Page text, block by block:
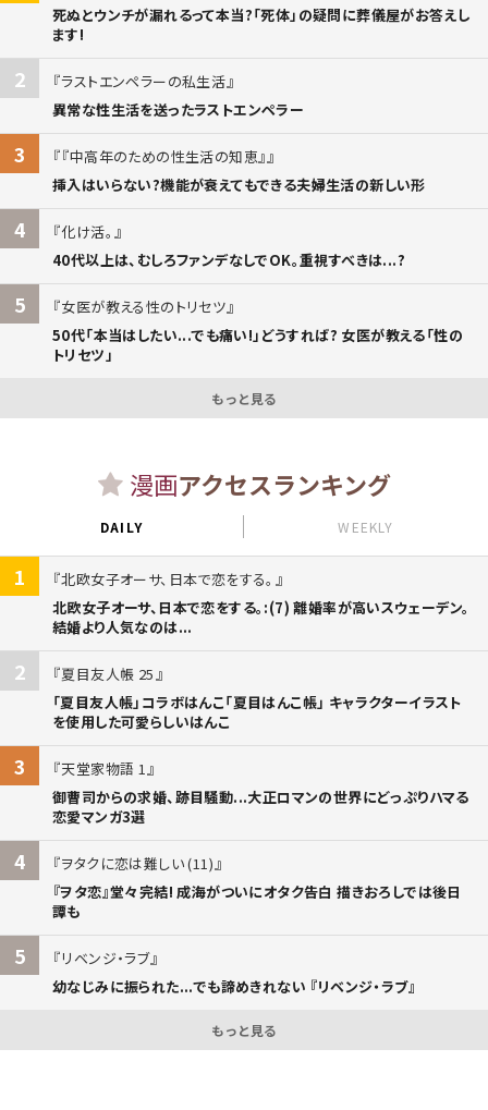
死ぬとウンチが漏れるって本当?「死体」の疑問に葬儀屋がお答えし
ます!
2
ラストエンペラーの私生活
異常な性生活を送ったラストエンペラー
3
『中高年のための性生活の知恵』
挿入はいらない?機能が衰えてもできる夫婦生活の新しい形
4
化け活。
40代以上は、むしろファンデなしでOK。重視すべきは...?
5
女医が教える性のトリセツ
50代「本当はしたい...でも痛い!」どうすれば? 女医が教える「性の
トリセツ」
もっと見る
漫画アクセスランキング
DAILY WEEKLY
1
北欧女子オーサ、日本で恋をする。
北欧女子オーサ、日本で恋をする。:(7) 離婚率が高いスウェーデン。
結婚より人気なのは...
2
夏目友人帳 25
「夏目友人帳」コラボはんこ「夏目はんこ帳」 キャラクターイラスト
を使用した可愛らしいはんこ
3
天堂家物語 1
御曹司からの求婚、跡目騒動...大正ロマンの世界にどっぷりハマる
恋愛マンガ3選
4
ヲタクに恋は難しい (11)
『ヲタ恋』堂々完結! 成海がついにオタク告白 描きおろしでは後日
譚も
5
リベンジ・ラブ
幼なじみに振られた...でも諦めきれない 『リベンジ・ラブ』
もっと見る